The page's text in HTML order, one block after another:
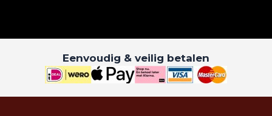
Eenvoudig & veilig betalen